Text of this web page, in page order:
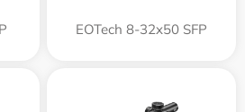
EOTech 8-32x50 SFP